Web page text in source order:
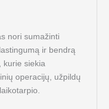
nori sumažinti
ir bendrą
kurie siekia
operacijų, užpildų